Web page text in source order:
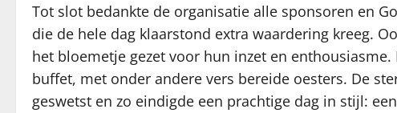
Tot slot bedankte de organisatie alle sponsoren en
die de hele dag klaarstond extra waardering kreeg.
het bloemetje gezet voor hun inzet en
buffet, met onder andere vers bereide oesters. De
geswetst en zo eindigde een prachtige dag in stijl: